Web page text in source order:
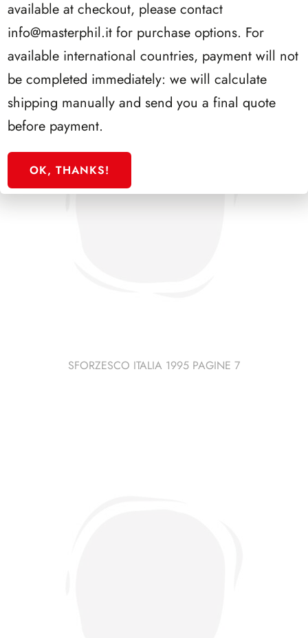
SFORZESCO ITALIA 1995 PAGINE 7
available at checkout, please contact
info@masterphil.it for purchase options. For
available international countries, payment will not
be completed immediately: we will calculate
shipping manually and send you a final quote
before payment.
OK, THANKS!